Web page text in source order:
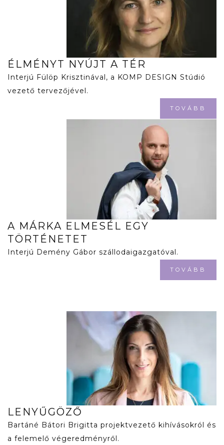
ÉLMÉNYT NYÚJT A TÉR
Interjú Fülöp Krisztinával, a KOMP DESIGN Stúdió
vezető tervezőjével.
TOVÁBB
A MÁRKA ELMESÉL EGY
TÖRTÉNETET
Interjú Demény Gábor szállodaigazgatóval.
TOVÁBB
LENYŰGÖZŐ
Bartáné Bátori Brigitta projektvezető kihívásokról és
a felemelő végeredményről.